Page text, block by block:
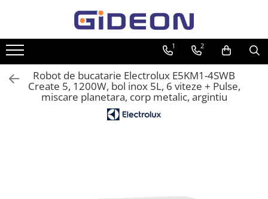
Toate Produsele
Electrocasnice
Electrocasnice mici
Roboti de bucatarie
1 2
Robot de bucatarie Electrolux E5KM1-4SWB
Create 5, 1200W, bol inox 5L, 6 viteze + Pulse,
miscare planetara, corp metalic, argintiu